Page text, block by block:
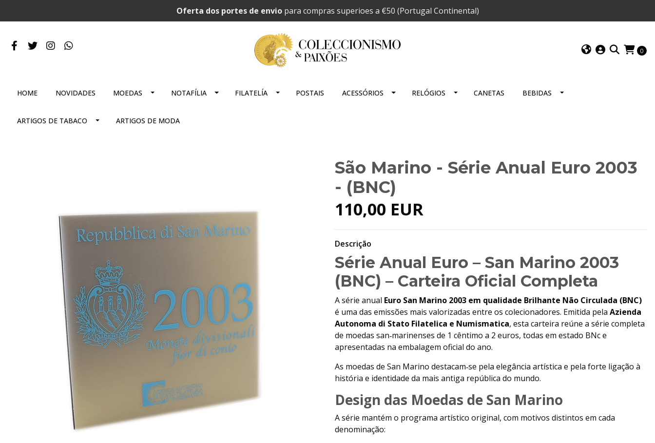
Oferta dos portes de enviopara compras superioes a €50 (Portugal Continental)
0
HOME NOVIDADES MOEDAS NOTAFÍLIA FILATELÍA POSTAIS ACESSÓRIOS RELÓGIOS CANETAS BEBIDAS
ARTIGOS DE TABACO ARTIGOS DE MODA
São Marino - Série Anual Euro 2003
- (BNC)
110,00 EUR
Descrição
Série Anual Euro – San Marino 2003
(BNC) – Carteira Oficial Completa
A série anual Euro San Marino 2003 em qualidade Brilhante Não Circulada (BNC)
é uma das emissões mais valorizadas entre os colecionadores. Emitida pela Azienda
Autonoma di Stato Filatelica e Numismatica, esta carteira reúne a série completa
de moedas san‑marinenses de 1 cêntimo a 2 euros, todas em estado BNc e
apresentadas na embalagem oficial do ano.
As moedas de San Marino destacam‑se pela elegância artística e pela forte ligação à
história e identidade da mais antiga república do mundo.
Design das Moedas de San Marino
A série mantém o programa artístico original, com motivos distintos em cada
denominação: